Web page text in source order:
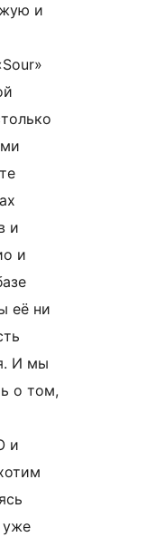
и
и
и
её ни
И мы
о том,
и
уже